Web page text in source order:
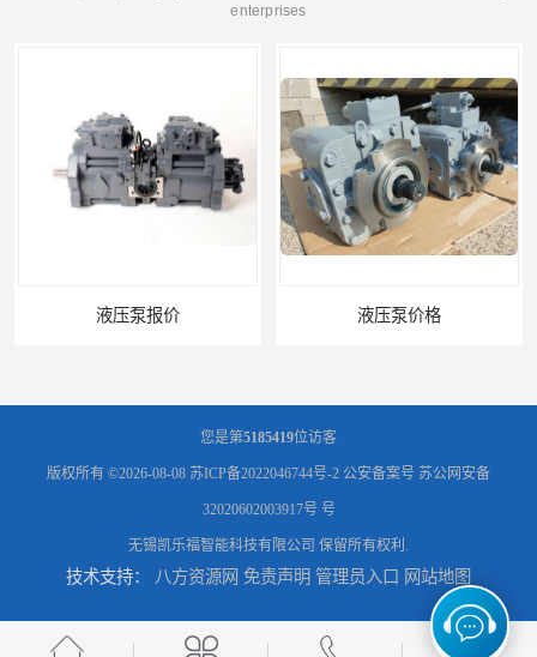
enterprises
液压泵报价 液压泵价格
液压泵 柱塞泵价格
您是第5185419位访客
版权所有 ©2026-08-08 苏ICP备2022046744号-2 公安备案号 苏公网安备
32020602003917号 号
无锡凯乐福智能科技有限公司 保留所有权利.
技术支持： 八方资源网 免责声明 管理员入口 网站地图